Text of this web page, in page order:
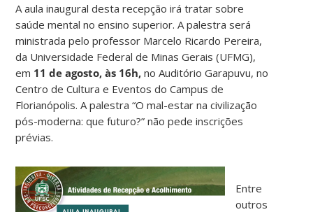
A aula inaugural desta recepção irá tratar sobre
saúde mental no ensino superior. A palestra será
ministrada pelo professor Marcelo Ricardo Pereira,
da Universidade Federal de Minas Gerais (UFMG),
em 11 de agosto, às 16h, no Auditório Garapuvu, no
Centro de Cultura e Eventos do Campus de
Florianópolis. A palestra “O mal-estar na civilização
pós-moderna: que futuro?” não pede inscrições
prévias.
Entre
outros